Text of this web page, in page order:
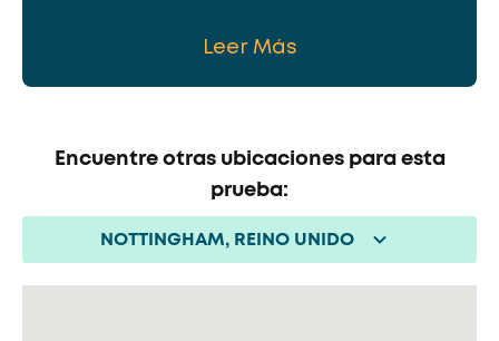
Leer Más
Encuentre otras ubicaciones para esta
prueba:
NOTTINGHAM, REINO UNIDO